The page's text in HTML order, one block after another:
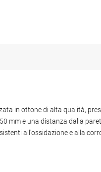
in ottone di alta qualità,
mm e una distanza dalla
all'ossidazione e alla